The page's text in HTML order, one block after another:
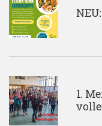
1.